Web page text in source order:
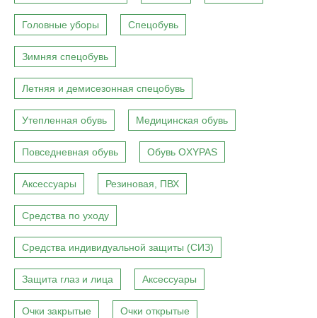
Головные уборы Спецобувь
Зимняя спецобувь
Летняя и демисезонная спецобувь
Утепленная обувь Медицинская обувь
Повседневная обувь Обувь OXYPAS
Аксессуары Резиновая, ПВХ
Средства по уходу
Средства индивидуальной защиты (СИЗ)
Защита глаз и лица Аксессуары
Очки закрытые Очки открытые